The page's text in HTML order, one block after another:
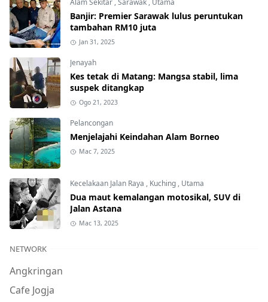
Alam Sekitar,Sarawak, Utama
Banjir: Premier Sarawak lulus peruntukan
tambahan RM10 juta
Jan 31, 2025
Jenayah
Kes tetak di Matang: Mangsa stabil, lima
suspek ditangkap
Ogo 21, 2023
Pelancongan
Menjelajahi Keindahan Alam Borneo
Mac 7, 2025
Kecelakaan Jalan Raya , Kuching, Utama
Dua maut kemalangan motosikal, SUV di
Jalan Astana
Mac 13, 2025
NETWORK
Angkringan
Cafe Jogja